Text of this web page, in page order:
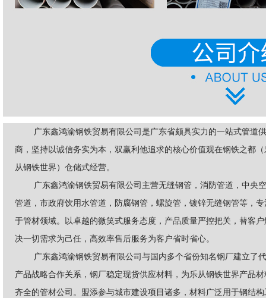
广东鑫鸿渝钢铁贸易有限公司是广东省颇具实力的一站式管道
商，坚持以诚信务实为本，双赢利他追求的核心价值观在钢铁之都（
从钢铁世界）仓储式经营。
广东鑫鸿渝钢铁贸易有限公司主营无缝钢管，消防管道，中央
管道，市政府饮用水管道，防腐钢管，螺旋管，镀锌无缝钢管等，专
于管材领域。以卓越的微笑式服务态度，产品质量严控把关，替客户
决一切需求为己任，高效率售后服务为客户省时省心。
广东鑫鸿渝钢铁贸易有限公司与国内多个省份知名钢厂建立了
产品战略合作关系，钢厂稳定现货供应材料，为乐从钢铁世界产品材
齐全的管材公司。盟添参与城市建设项目诸多，材料广泛用于钢结构